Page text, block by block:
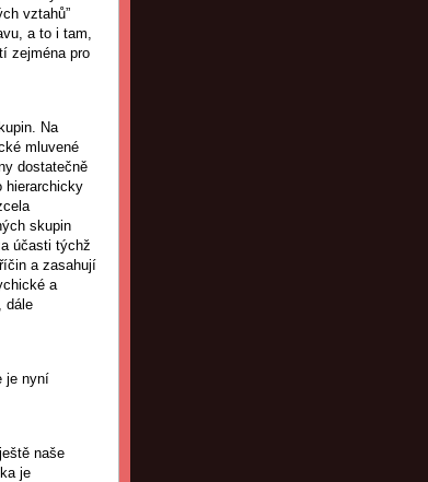
vztahů”
a to i tam,
zejména pro
Na
mluvené
dostatečně
hierarchicky
skupin
účasti týchž
a zasahují
a
dále
je nyní
naše
je